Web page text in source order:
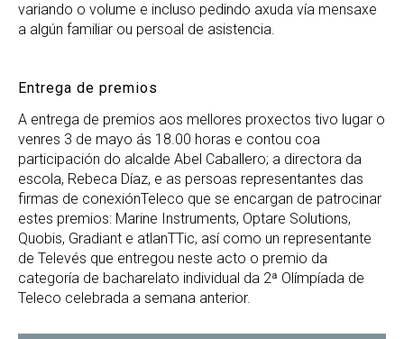
variando o volume e incluso pedindo axuda vía mensaxe
a algún familiar ou persoal de asistencia.
Entrega de premios
A entrega de premios aos mellores proxectos tivo lugar o
venres 3 de mayo ás 18.00 horas e contou coa
participación do alcalde Abel Caballero; a directora da
escola, Rebeca Díaz, e as persoas representantes das
firmas de conexiónTeleco que se encargan de patrocinar
estes premios: Marine Instruments, Optare Solutions,
Quobis, Gradiant e atlanTTic, así como un representante
de Televés que entregou neste acto o premio da
categoría de bacharelato individual da 2ª Olímpíada de
Teleco celebrada a semana anterior.